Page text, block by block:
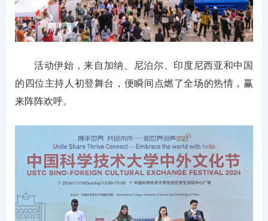
活动伊始，来自加纳、尼泊尔、印度尼西亚和中国
的四位主持人初登舞台，便瞬间点燃了全场的热情，赢
来阵阵欢呼。